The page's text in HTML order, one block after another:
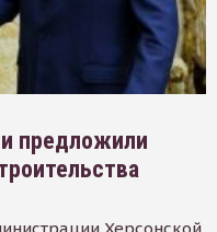
предложили